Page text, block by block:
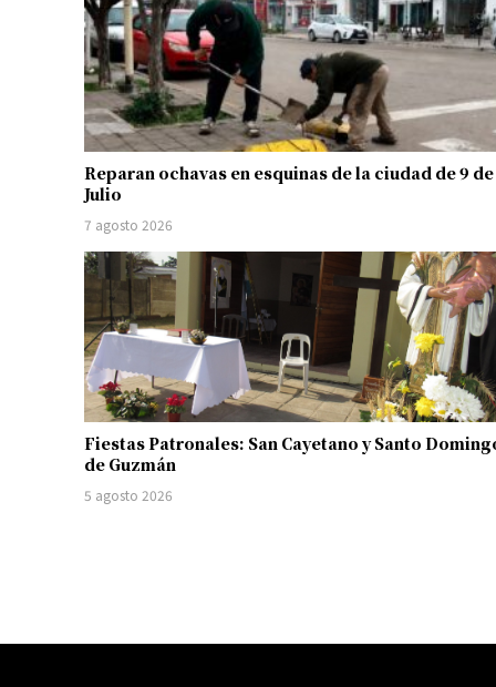
Reparan ochavas en esquinas de la ciudad de 9 de
Julio
7 agosto 2026
Fiestas Patronales: San Cayetano y Santo
de Guzmán
5 agosto 2026